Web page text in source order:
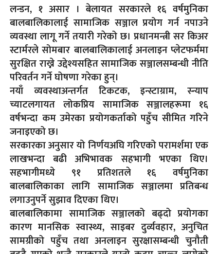
लन्डन, १ असार । बेलायत सरकारले १६ वर्षमुनिका
बालबालिकालाई सामाजिक सञ्जाल प्रयोग गर्न नपाउने
व्यवस्था लागू गर्ने तयारी गरेको छ। प्रधानमन्त्री सर किअर
स्टार्मरले सोमबार बालबालिकालाई अनलाइन प्लेटफर्ममा
सुरक्षित राख्ने उद्देश्यसहित सामाजिक सञ्जालसम्बन्धी नीति
परिवर्तन गर्ने घोषणा गरेका हुन्।
नयाँ व्यवस्थाअन्तर्गत टिकटक, इन्स्टाग्राम, स्न्याप
च्याटलगायत लोकप्रिय सामाजिक सञ्जालहरूमा १६
वर्षभन्दा कम उमेरका प्रयोगकर्ताको पहुँच सीमित गरिने
जनाइएको छ।
सरकारका अनुसार यो निर्णयअघि गरिएको परामर्शमा एक
लाखभन्दा बढी अभिभावक सहभागी भएका थिए।
सहभागीमध्ये ९१ प्रतिशतले १६ वर्षमुनिका
बालबालिकाका लागि सामाजिक सञ्जालमा प्रतिबन्ध
लगाउनुपर्ने सुझाव दिएका थिए।
बालबालिकामा सामाजिक सञ्जालको बढ्दो प्रयोगका
कारण मानसिक स्वास्थ्य, साइबर दुर्व्यवहार, अनुचित
सामग्रीको पहुँच तथा अनलाइन सुरक्षासम्बन्धी चुनौती